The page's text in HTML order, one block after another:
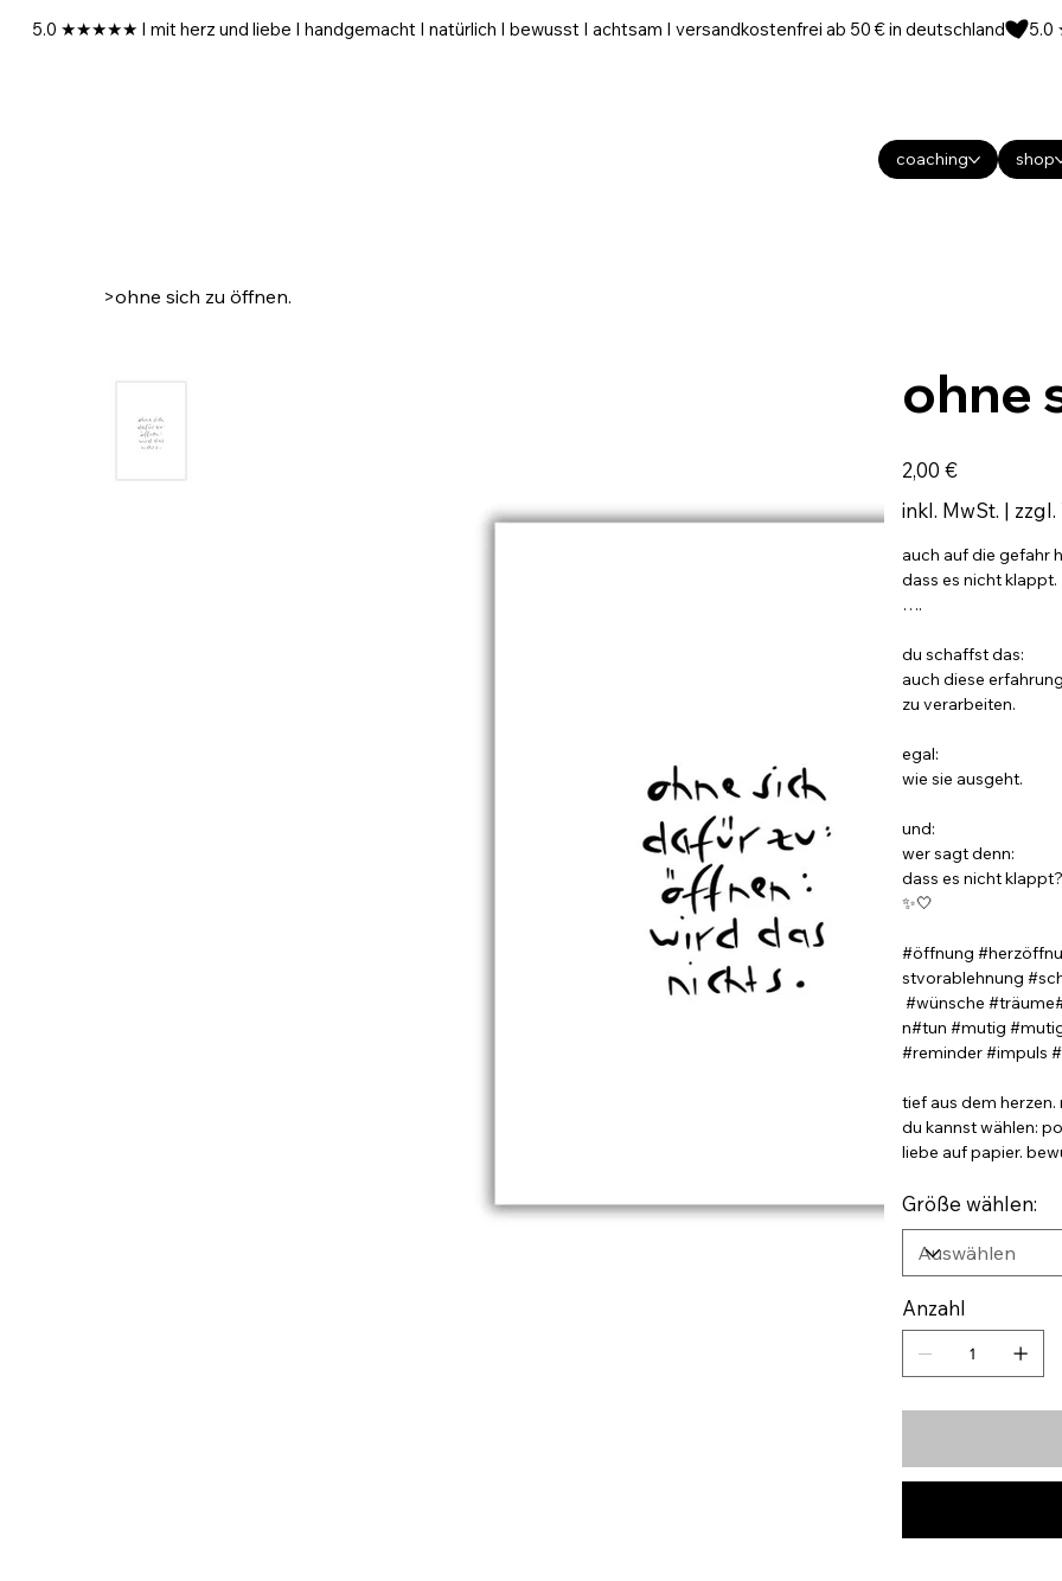
5.0 ★★★★★ I mit herz und liebe I handgemacht I natürlich I bewusst I achtsam I versandkostenfrei ab 50 € in deutschland
coaching shop
>ohne sich zu öffnen.
ohne
Preis
2,00 €
inkl. MwSt. |
auch auf die gefahr
dass es nicht klappt.
….
du schaffst das:
auch diese
zu verarbeiten.
egal:
wie sie ausgeht.
und:
wer sagt denn:
dass es nicht klappt?
✨🤍
#öffnung
stvorablehnung
#wünsche
n#tun #mutig
#reminder #impuls
tief aus dem
du kannst wählen:
liebe auf papier.
Größe wählen:
Anzahl